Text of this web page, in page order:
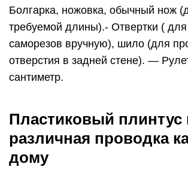
Болгарка, ножовка, обычный нож
требуемой длины).- Отвертки ( для
саморезов вручную), шило (для
отверстия в задней стене). —
сантиметр.
Пластиковый плинтус
различная проводка
дому